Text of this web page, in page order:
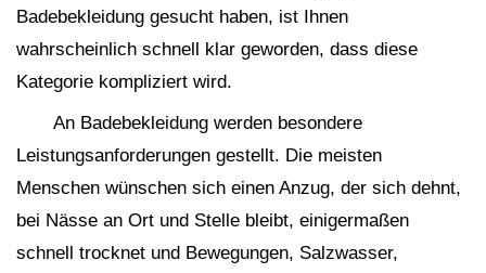
Badebekleidung gesucht haben, ist Ihnen
wahrscheinlich schnell klar geworden, dass diese
Kategorie kompliziert wird.
An Badebekleidung werden besondere
Leistungsanforderungen gestellt. Die meisten
Menschen wünschen sich einen Anzug, der sich dehnt,
bei Nässe an Ort und Stelle bleibt, einigermaßen
schnell trocknet und Bewegungen, Salzwasser,